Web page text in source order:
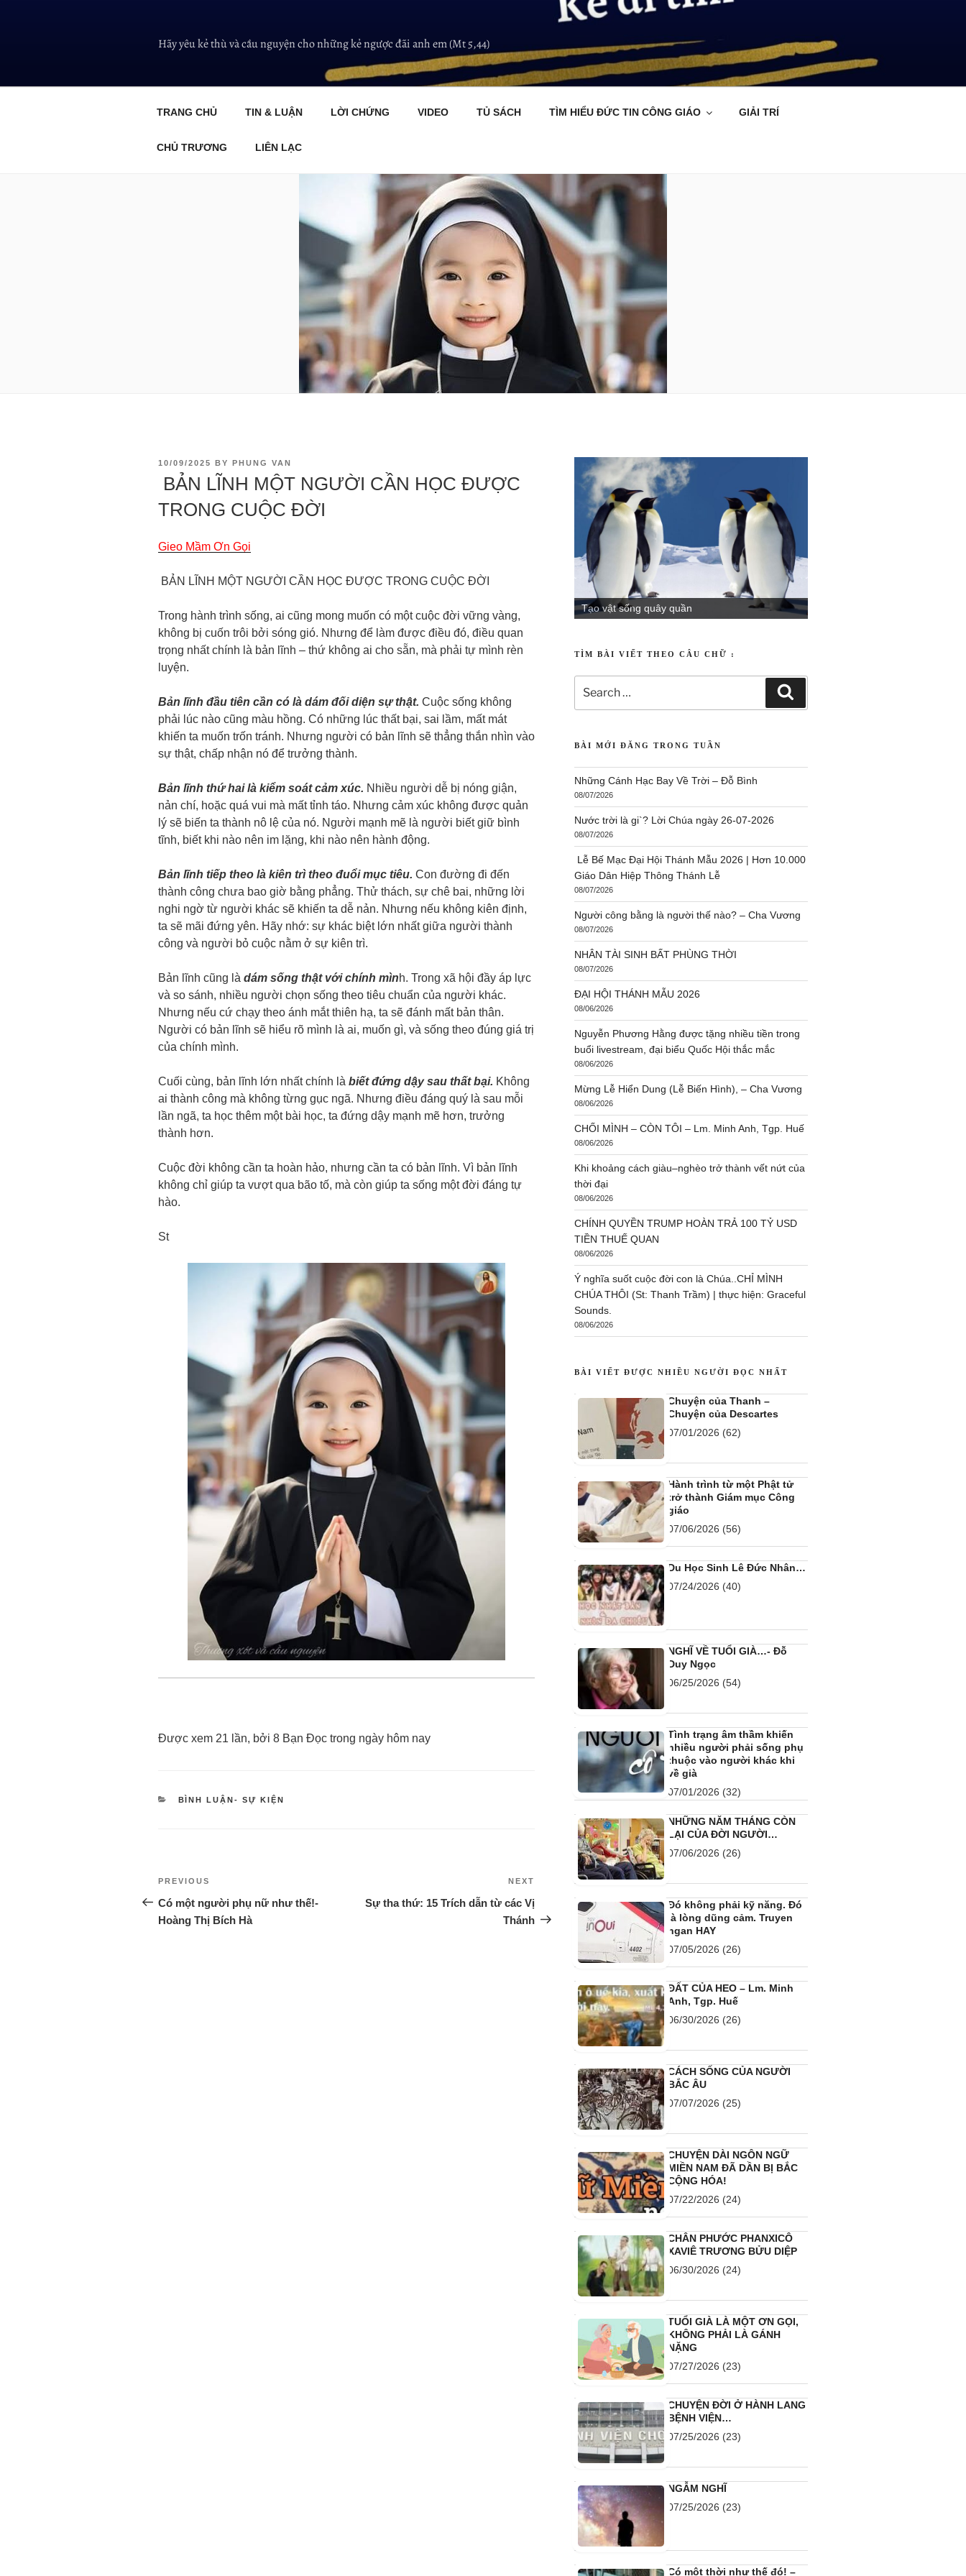
Hãy yêu kẻ thù và cầu nguyện cho những kẻ ngược đãi anh em (Mt 5,44)
TRANG CHỦ TIN & LUẬN LỜI CHỨNG VIDEO TỦ SÁCH TÌM HIỂU ĐỨC TIN CÔNG GIÁO GIẢI TRÍ
CHỦ TRƯƠNG LIÊN LẠC
10/09/2025 BY PHUNG VAN
BẢN LĨNH MỘT NGƯỜI CẦN HỌC ĐƯỢC
TRONG CUỘC ĐỜI
Gieo Mầm Ơn Gọi
BẢN LĨNH MỘT NGƯỜI CẦN HỌC ĐƯỢC TRONG CUỘC ĐỜI
Trong hành trình sống, ai cũng mong muốn có một cuộc đời vững vàng,
không bị cuốn trôi bởi sóng gió. Nhưng để làm được điều đó, điều quan
trọng nhất chính là bản lĩnh – thứ không ai cho sẵn, mà phải tự mình rèn
luyện.
Bản lĩnh đầu tiên cần có là dám đối diện sự thật. Cuộc sống không
phải lúc nào cũng màu hồng. Có những lúc thất bại, sai lầm, mất mát
khiến ta muốn trốn tránh. Nhưng người có bản lĩnh sẽ thẳng thắn nhìn vào
sự thật, chấp nhận nó để trưởng thành.
Bản lĩnh thứ hai là kiểm soát cảm xúc. Nhiều người dễ bị nóng giận,
nản chí, hoặc quá vui mà mất tỉnh táo. Nhưng cảm xúc không được quản
lý sẽ biến ta thành nô lệ của nó. Người mạnh mẽ là người biết giữ bình
tĩnh, biết khi nào nên im lặng, khi nào nên hành động.
Bản lĩnh tiếp theo là kiên trì theo đuổi mục tiêu. Con đường đi đến
thành công chưa bao giờ bằng phẳng. Thử thách, sự chê bai, những lời
nghi ngờ từ người khác sẽ khiến ta dễ nản. Nhưng nếu không kiên định,
ta sẽ mãi đứng yên. Hãy nhớ: sự khác biệt lớn nhất giữa người thành
công và người bỏ cuộc nằm ở sự kiên trì.
Bản lĩnh cũng là dám sống thật với chính mình. Trong xã hội đầy áp lực
và so sánh, nhiều người chọn sống theo tiêu chuẩn của người khác.
Nhưng nếu cứ chạy theo ánh mắt thiên hạ, ta sẽ đánh mất bản thân.
Người có bản lĩnh sẽ hiểu rõ mình là ai, muốn gì, và sống theo đúng giá trị
của chính mình.
Cuối cùng, bản lĩnh lớn nhất chính là biết đứng dậy sau thất bại. Không
ai thành công mà không từng gục ngã. Nhưng điều đáng quý là sau mỗi
lần ngã, ta học thêm một bài học, ta đứng dậy mạnh mẽ hơn, trưởng
thành hơn.
Cuộc đời không cần ta hoàn hảo, nhưng cần ta có bản lĩnh. Vì bản lĩnh
không chỉ giúp ta vượt qua bão tố, mà còn giúp ta sống một đời đáng tự
hào.
St
Được xem 21 lần, bởi 8 Bạn Đọc trong ngày hôm nay
BÌNH LUẬN- SỰ KIỆN
PREVIOUS
Có một người phụ nữ như thế!-
Hoàng Thị Bích Hà
NEXT
Sự tha thứ: 15 Trích dẫn từ các Vị
Thánh
Tạo vật sống quây quần
TÌM BÀI VIẾT THEO CÂU CHỮ :
BÀI MỚI ĐĂNG TRONG TUẦN
Những Cánh Hạc Bay Về Trời – Đỗ Bình
08/07/2026
Nước trời là gi`? Lời Chúa ngày 26-07-2026
08/07/2026
Lễ Bế Mạc Đại Hội Thánh Mẫu 2026 | Hơn 10.000
Giáo Dân Hiệp Thông Thánh Lễ
08/07/2026
Người công bằng là người thế nào? – Cha Vương
08/07/2026
NHÂN TÀI SINH BẤT PHÙNG THỜI
08/07/2026
ĐẠI HỘI THÁNH MẪU 2026
08/06/2026
Nguyễn Phương Hằng được tặng nhiều tiền trong
buổi livestream, đại biểu Quốc Hội thắc mắc
08/06/2026
Mừng Lễ Hiển Dung (Lễ Biến Hình), – Cha Vương
08/06/2026
CHỐI MÌNH – CÒN TÔI – Lm. Minh Anh, Tgp. Huế
08/06/2026
Khi khoảng cách giàu–nghèo trở thành vết nứt của
thời đại
08/06/2026
CHÍNH QUYỀN TRUMP HOÀN TRẢ 100 TỶ USD
TIỀN THUẾ QUAN
08/06/2026
Ý nghĩa suốt cuộc đời con là Chúa..CHỈ MÌNH
CHÚA THÔI (St: Thanh Trầm) | thực hiện: Graceful
Sounds.
08/06/2026
BÀI VIẾT ĐƯỢC NHIỀU NGƯỜI ĐỌC NHẤT
Chuyện của Thanh –
Chuyện của Descartes
07/01/2026 (62)
Hành trình từ một Phật tử
trở thành Giám mục Công
giáo
07/06/2026 (56)
Du Học Sinh Lê Đức Nhân…
07/24/2026 (40)
NGHĨ VỀ TUỔI GIÀ…- Đỗ
Duy Ngọc
06/25/2026 (54)
Tình trạng âm thầm khiến
nhiều người phải sống phụ
thuộc vào người khác khi
về già
07/01/2026 (32)
NHỮNG NĂM THÁNG CÒN
LẠI CỦA ĐỜI NGƯỜI…
07/06/2026 (26)
Đó không phải kỹ năng. Đó
là lòng dũng cảm. Truyen
ngan HAY
07/05/2026 (26)
ĐẤT CỦA HEO – Lm. Minh
Anh, Tgp. Huế
06/30/2026 (26)
CÁCH SỐNG CỦA NGƯỜI
BẮC ÂU
07/07/2026 (25)
CHUYỆN DÀI NGÔN NGỮ
MIỀN NAM ĐÃ DẦN BỊ BẮC
CỘNG HÓA!
07/22/2026 (24)
CHÂN PHƯỚC PHANXICÔ
XAVIÊ TRƯƠNG BỬU DIỆP
06/30/2026 (24)
TUỔI GIÀ LÀ MỘT ƠN GỌI,
KHÔNG PHẢI LÀ GÁNH
NẶNG
07/27/2026 (23)
CHUYỆN ĐỜI Ở HÀNH LANG
BỆNH VIỆN…
07/25/2026 (23)
NGẪM NGHĨ
07/25/2026 (23)
Có một thời như thế đó! –